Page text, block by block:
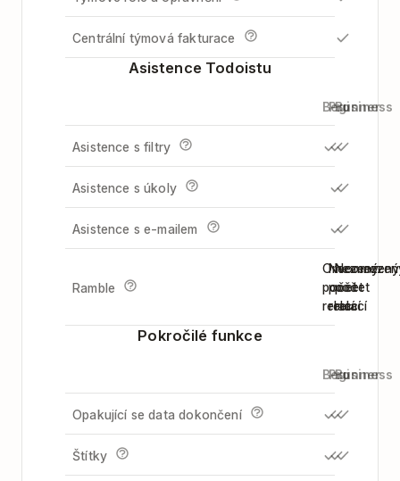
Centrální týmová fakturace
Asistence Todoistu
Beginner
Pro
Business
Asistence s filtry
Asistence s úkoly
Asistence s e-mailem
Ramble
Omezený
počet
relací
Neomezený
počet
relací
počet
relací
Pokročilé funkce
Beginner
Pro
Business
Opakující se data dokončení
Štítky